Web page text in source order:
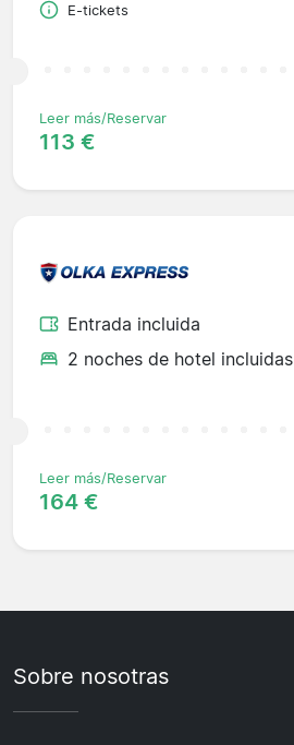
E-tickets
Leer más/Reservar
113 €
Entrada incluida
2 noches de hotel incluidas
Leer más/Reservar
164 €
Sobre nosotras